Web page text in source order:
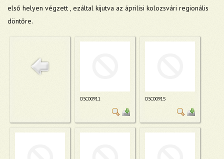
első helyen végzett , ezáltal kijutva az áprilisi kolozsvári regionális
döntőre.
DSC00911 DSC00915